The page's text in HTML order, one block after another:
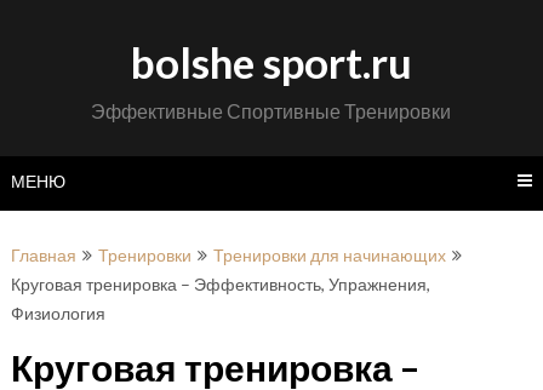
bolshe sport.ru
Эффективные Спортивные Тренировки
МЕНЮ
Главная Тренировки
Тренировки для начинающих
Круговая тренировка – Эффективность, Упражнения,
Физиология
Круговая тренировка –